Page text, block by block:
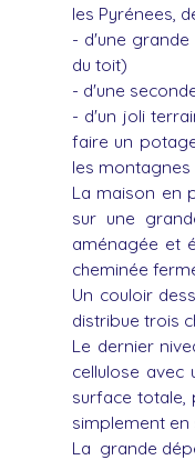
les Pyrénees,
- d'une
du toit)
- d'une
- d'un joli
faire un
les
La maison en
sur une
aménagée et
cheminée
Un couloir
distribue trois
Le dernier
cellulose avec
surface totale,
simplement
La grande